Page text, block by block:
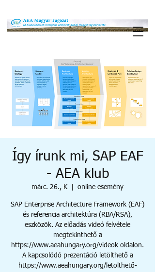
Így írunk mi, SAP EAF
- AEA klub
márc. 26., K
  |
online esemény
SAP Enterprise Architecture Framework (EAF)
és referencia architektúra (RBA/RSA),
eszközök. Az előadás videó felvétele
megtekinthető a
https://www.aeahungary.org/videok oldalon.
A kapcsolódó prezentáció letölthető a
https://www.aeahungary.org/letölthető-